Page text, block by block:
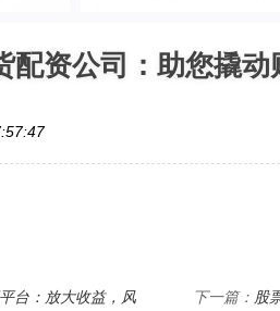
配资公司：助您撬动
台：放大收益，风
下一篇： 股